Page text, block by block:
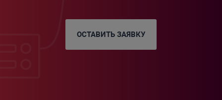
ОСТАВИТЬ ЗАЯВКУ